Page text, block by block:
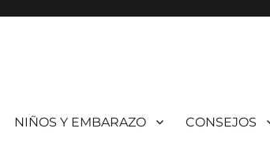
NIÑOS Y EMBARAZO CONSEJOS